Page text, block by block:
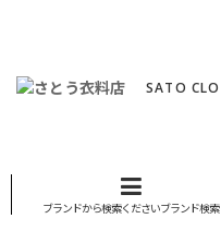
SATO
ブランドから検索くださいブランド検索